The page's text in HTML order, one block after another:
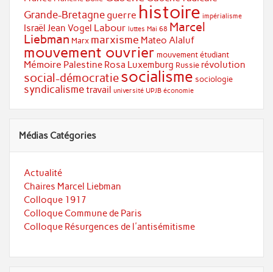
Grande-Bretagne guerre histoire impérialisme
Israël Jean Vogel Labour luttes Mai 68 Marcel
Liebman Marx marxisme Mateo Alaluf
mouvement ouvrier mouvement étudiant
Mémoire Palestine Rosa Luxemburg Russie révolution
social-démocratiesocialisme sociologie
syndicalismetravail université UPJB économie
Médias Catégories
Actualité
Chaires Marcel Liebman
Colloque 1917
Colloque Commune de Paris
Colloque Résurgences de l'antisémitisme